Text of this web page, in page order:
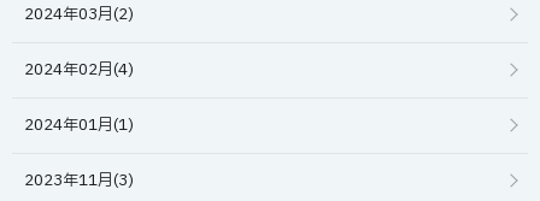
2024年03月(2)
2024年02月(4)
2024年01月(1)
2023年11月(3)